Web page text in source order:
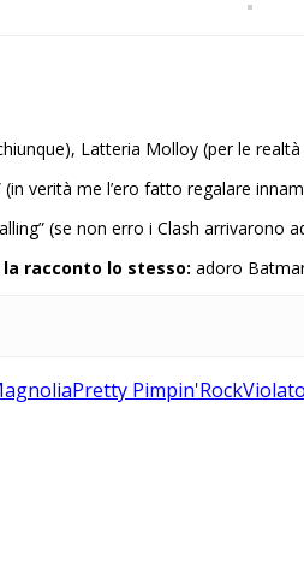
Latteria Molloy (per le
verità me l’ero fatto regalare
(se non erro i Clash arrivarono
racconto lo stesso: adoro
Pretty Pimpin'Rock